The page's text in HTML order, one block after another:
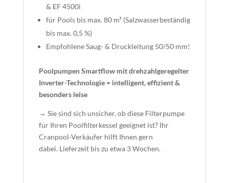
& EF 4500i
für Pools bis max. 80 m³ (Salzwasserbeständig
bis max. 0,5 %)
Empfohlene Saug- & Druckleitung 50/50 mm!
Poolpumpen Smartflow mit drehzahlgeregelter
Inverter-Technologie = intelligent, effizient &
besonders leise
→ Sie sind sich unsicher, ob diese Filterpumpe
für Ihren Poolfilterkessel geeignet ist? Ihr
Cranpool-Verkäufer hilft Ihnen gern
dabei. Lieferzeit bis zu etwa 3 Wochen.